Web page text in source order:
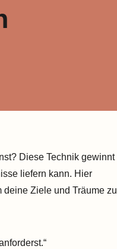
Diese Technik gewinnt
liefern kann. Hier
deine Ziele und Träume zu